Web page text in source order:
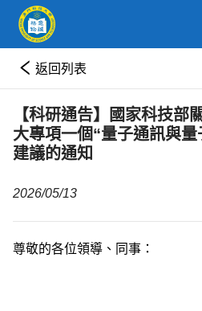
返回列表
【科研通告】國家科技部
大專項一個“量子通訊與量
建議的通知
2026/05/13
尊敬的各位領導、同事：